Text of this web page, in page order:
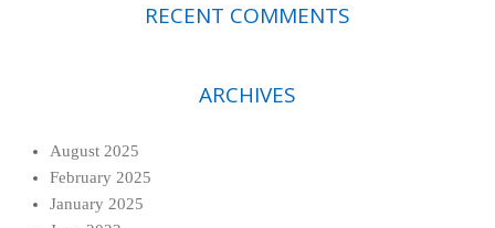
RECENT COMMENTS
ARCHIVES
August 2025
February 2025
January 2025